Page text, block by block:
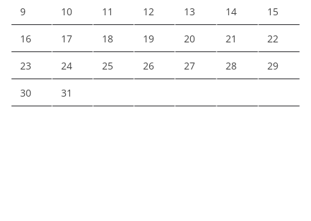
9 10 11 12 13 14 15
16 17 18 19 20 21 22
23 24 25 26 27 28 29
30 31